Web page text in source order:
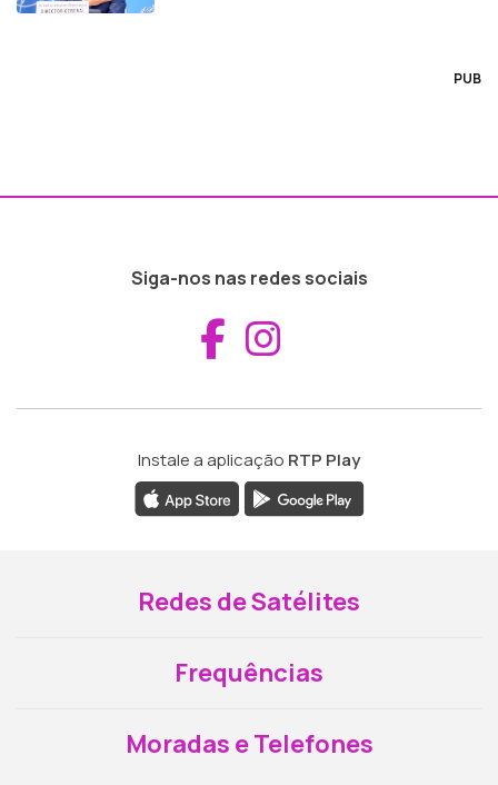
PUB
Siga-nos nas redes sociais
Aceder ao
Instale a aplicação RTP Play
Redes de Satélites
Frequências
Moradas e Telefones